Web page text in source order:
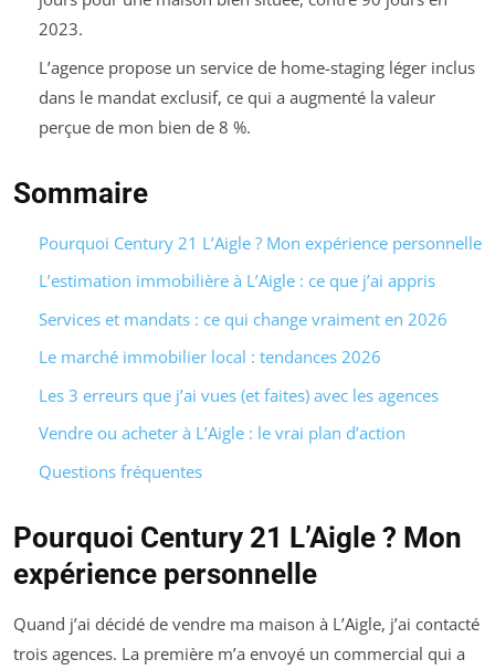
2023.
L’agence propose un service de home-staging léger inclus
dans le mandat exclusif, ce qui a augmenté la valeur
perçue de mon bien de 8 %.
Sommaire
Pourquoi Century 21 L’Aigle ? Mon expérience personnelle
L’estimation immobilière à L’Aigle : ce que j’ai appris
Services et mandats : ce qui change vraiment en 2026
Le marché immobilier local : tendances 2026
Les 3 erreurs que j’ai vues (et faites) avec les agences
Vendre ou acheter à L’Aigle : le vrai plan d’action
Questions fréquentes
Pourquoi Century 21 L’Aigle ? Mon
expérience personnelle
Quand j’ai décidé de vendre ma maison à L’Aigle, j’ai contacté
trois agences. La première m’a envoyé un commercial qui a